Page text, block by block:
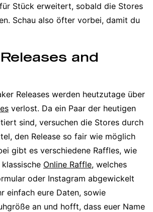
Stück erweitert, sobald die Stores
Schau also öfter vorbei, damit du
and
Releases werden heutzutage über
verlost. Da ein Paar der heutigen
sind, versuchen die Stores durch
den Release so fair wie möglich
gibt es verschiedene Raffles, wie
Online Raffle, welches
oder Instagram abgewickelt
einfach eure Daten, sowie
an und hofft, dass euer Name